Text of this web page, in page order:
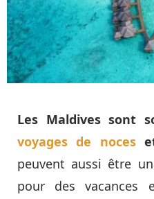
Les Maldives sont
voyages de noces
peuvent aussi être
pour des vacances